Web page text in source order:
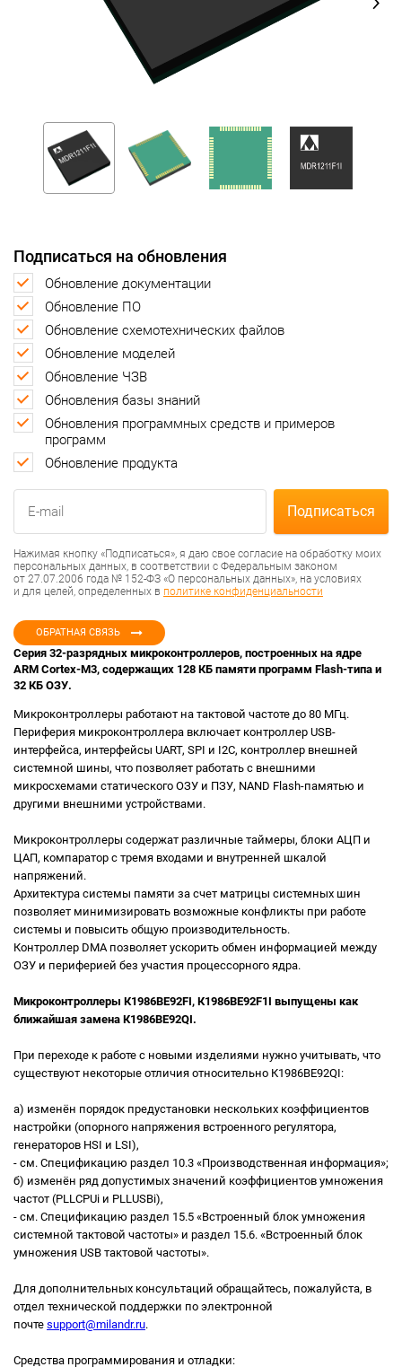
Серия 32-разрядных микроконтроллеров, построенных на ядре
ARM Cortex-M3, содержащих 128 КБ памяти программ Flash-типа и
32 КБ ОЗУ.
Микроконтроллеры работают на тактовой частоте до 80 МГц.
Периферия микроконтроллера включает контроллер USB-
интерфейса, интерфейсы UART, SPI и I2C, контроллер внешней
системной шины, что позволяет работать с внешними
микросхемами статического ОЗУ и ПЗУ, NAND Flash-памятью и
другими внешними устройствами.
Микроконтроллеры содержат различные таймеры, блоки АЦП и
ЦАП, компаратор с тремя входами и внутренней шкалой
напряжений.
Архитектура системы памяти за счет матрицы системных шин
позволяет минимизировать возможные конфликты при работе
системы и повысить общую производительность.
Контроллер DMA позволяет ускорить обмен информацией между
ОЗУ и периферией без участия процессорного ядра.
Микроконтроллеры К1986ВЕ92FI, К1986ВЕ92F1I выпущены как
ближайшая замена К1986ВЕ92QI.
При переходе к работе с новыми изделиями нужно учитывать, что
существуют некоторые отличия относительно К1986ВЕ92QI:
а) изменён порядок предустановки нескольких коэффициентов
настройки (опорного напряжения встроенного регулятора,
генераторов HSI и LSI),
- см. Спецификацию раздел 10.3 «Производственная информация»;
б) изменён ряд допустимых значений коэффициентов умножения
частот (PLLCPUi и PLLUSBi),
- см. Спецификацию раздел 15.5 «Встроенный блок умножения
системной тактовой частоты» и раздел 15.6. «Встроенный блок
умножения USB тактовой частоты».
Для дополнительных консультаций обращайтесь, пожалуйста, в
отдел технической поддержки по электронной
почте support@milandr.ru.
Средства программирования и отладки:
Подписаться на обновления
Обновление документации
Обновление ПО
Обновление схемотехнических файлов
Обновление моделей
Обновление ЧЗВ
Обновления базы знаний
Обновления программных средств и примеров
программ
Обновление продукта
Нажимая кнопку «Подписаться», я даю свое согласие на обработку моих
персональных данных, в соответствии с Федеральным законом
от 27.07.2006 года № 152-ФЗ «О персональных данных», на условиях
и для целей, определенных в политике конфиденциальности
ОБРАТНАЯ СВЯЗЬ